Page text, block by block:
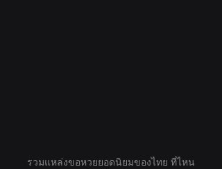
รวมแหล่งขอหวยยอดนิยมของไทย ที่ไหน